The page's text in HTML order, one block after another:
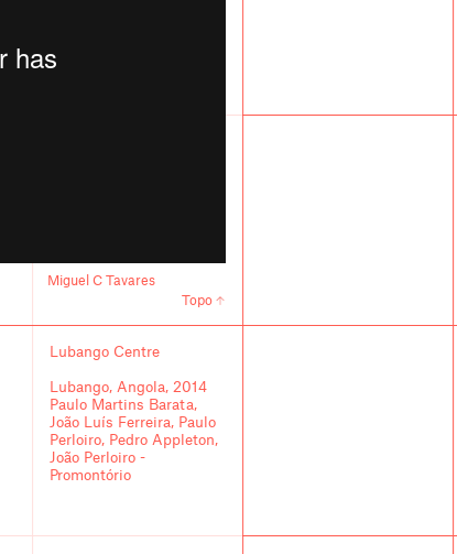
Miguel C Tavares
Topo
Lubango Centre
Lubango, Angola, 2014
Paulo Martins Barata,
João Luís Ferreira, Paulo
Perloiro, Pedro Appleton,
João Perloiro -
Promontório